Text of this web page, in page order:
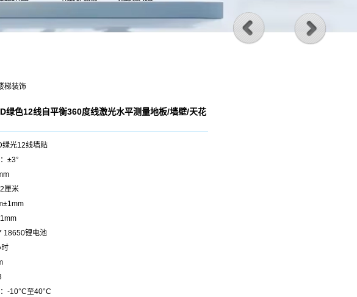
梯装饰
绿色12线自平衡360度线激光水平测量地板/墙壁/天花
绿光12线墙贴
±3°
厘米
18650锂电池
-10°C至40°C